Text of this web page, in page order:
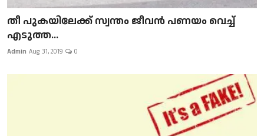
​​​​​​​തീ പുകയിലേക്ക് സ്വന്തം ജീവന്‍ പണയം വെച്ച്
എടുത്ത...
Admin Aug 31, 2019 0